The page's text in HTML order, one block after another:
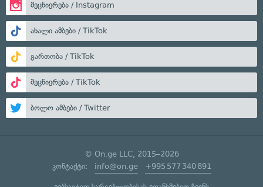
მეცნიერება / Instagram
ახალი ამბები / TikTok
გართობა / TikTok
მეცნიერება / TikTok
ბოლო ამბები / Twitter
© On.ge LLC, 2015–2026
კონტაქტი: info@on.ge +995 577 340 891